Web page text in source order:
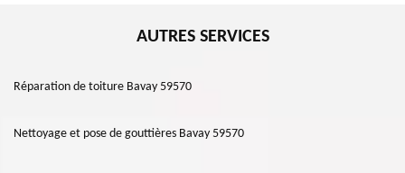
AUTRES SERVICES
Réparation de toiture Bavay 59570
Nettoyage et pose de gouttières Bavay 59570